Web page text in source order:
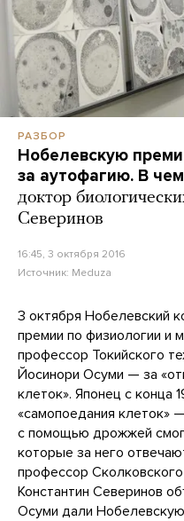
РАЗБОР
Нобелевскую
за аутофагию. В
доктор
Северинов
16:45, 3 октября 2016
Источник: Meduza
3 октября Нобелевский
премии по физиологии и
профессор Токийского
Йосинори Осуми — за
клеток». Японец с конца
«самопоедания клеток»
с помощью дрожжей смог
которые за него
профессор Сколковского
Константин Северинов
Осуми дали